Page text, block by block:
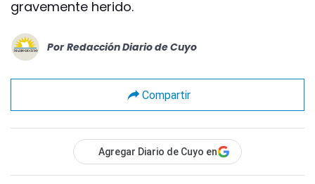
gravemente herido.
Por Redacción Diario de Cuyo
Compartir
Agregar Diario de Cuyo en